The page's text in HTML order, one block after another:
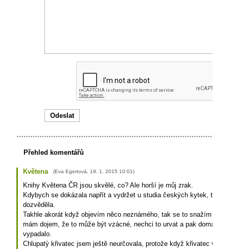
Přehled komentářů
Květena (Eva Egertová 19. 1. 2015 10:01)
Knihy Květena ČR jsou skvělé, co? Ale horší je můj zrak.
Kdybych se dokázala napřít a vydržet u studia českých kytek, tak
dozvěděla.
Takhle akorát když objevím něco neznámého, tak se to snažím
mám dojem, že to může být vzácné, nechci to urvat a pak doma už
vypadalo.
Chlupatý křivatec jsem ještě neurčovala, protože když křivatec